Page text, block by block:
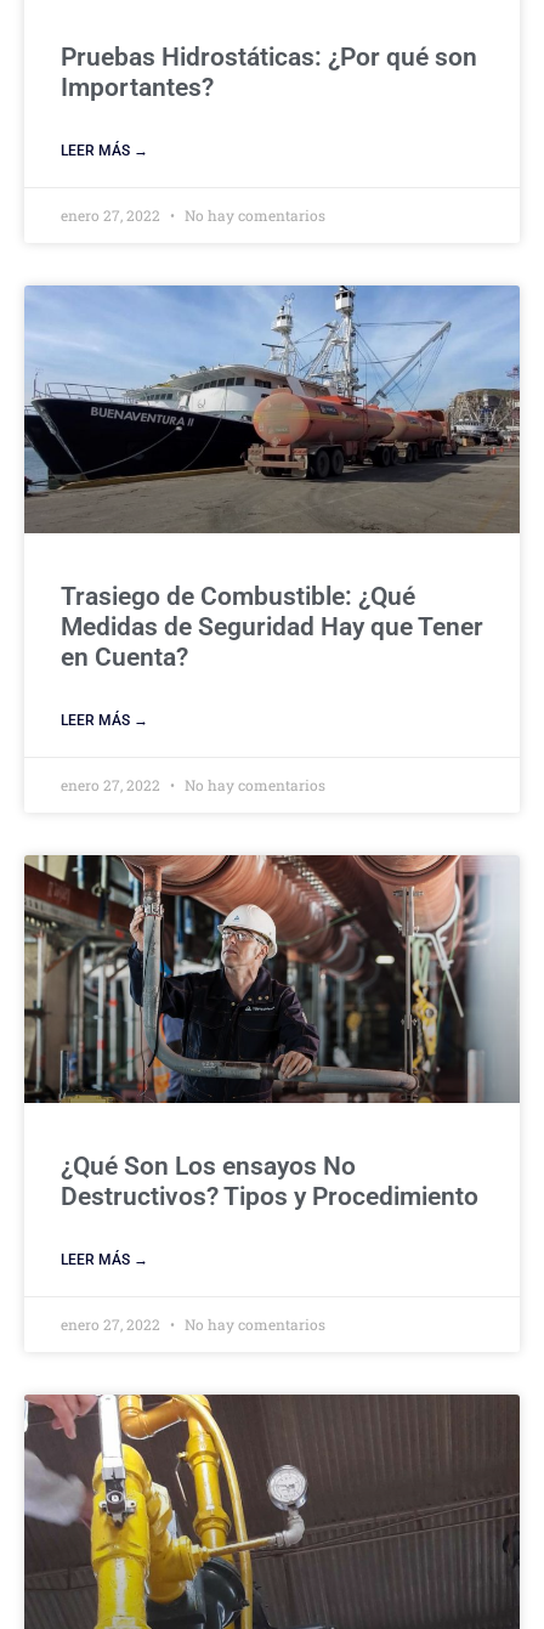
Pruebas Hidrostáticas: ¿Por qué son
Importantes?
LEER MÁS →
enero 27, 2022 No hay comentarios
Trasiego de Combustible: ¿Qué
Medidas de Seguridad Hay que Tener
en Cuenta?
LEER MÁS →
enero 27, 2022 No hay comentarios
¿Qué Son Los ensayos No
Destructivos? Tipos y Procedimiento
LEER MÁS →
enero 27, 2022 No hay comentarios